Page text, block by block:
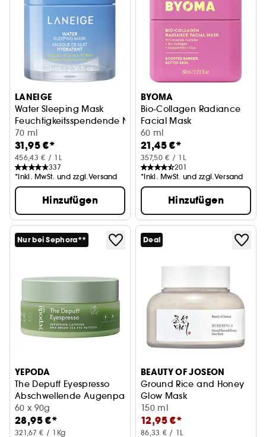
LANEIGE
Water Sleeping Mask
Feuchtigkeitsspendende Nachtmaske
70 ml
31,95 €*
456,43 € / 1L
337
*Inkl. MwSt. und zzgl.Versand
Hinzufügen
BYOMA
Bio-Collagen Radiance
Facial Mask
Glow-Maske mit Bio-Kollagen
60 ml
21,45 €*
357,50 € / 1L
201
*Inkl. MwSt. und zzgl.Versand
Hinzufügen
Nur bei Sephora**
YEPODA
The Depuff Eyespresso
Abschwellende Augenpads mit Koffein & Grünem Tee
60 x 90g
28,95 €*
321,67 € / 1Kg
Deal
BEAUTY OF JOSEON
Ground Rice and Honey
Glow Mask
All-in-One-Glow-Maske
150 ml
12,95 €*
86,33 € / 1L